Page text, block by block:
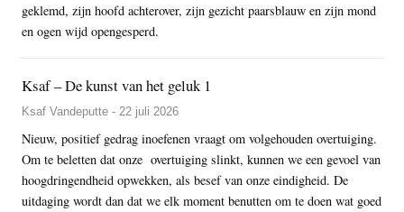
geklemd, zijn hoofd achterover, zijn gezicht paarsblauw en zijn mond
en ogen wijd opengesperd.
Ksaf – De kunst van het geluk 1
Ksaf Vandeputte - 22 juli 2026
Nieuw, positief gedrag inoefenen vraagt om volgehouden overtuiging.
Om te beletten dat onze overtuiging slinkt, kunnen we een gevoel van
hoogdringendheid opwekken, als besef van onze eindigheid. De
uitdaging wordt dan dat we elk moment benutten om te doen wat goed